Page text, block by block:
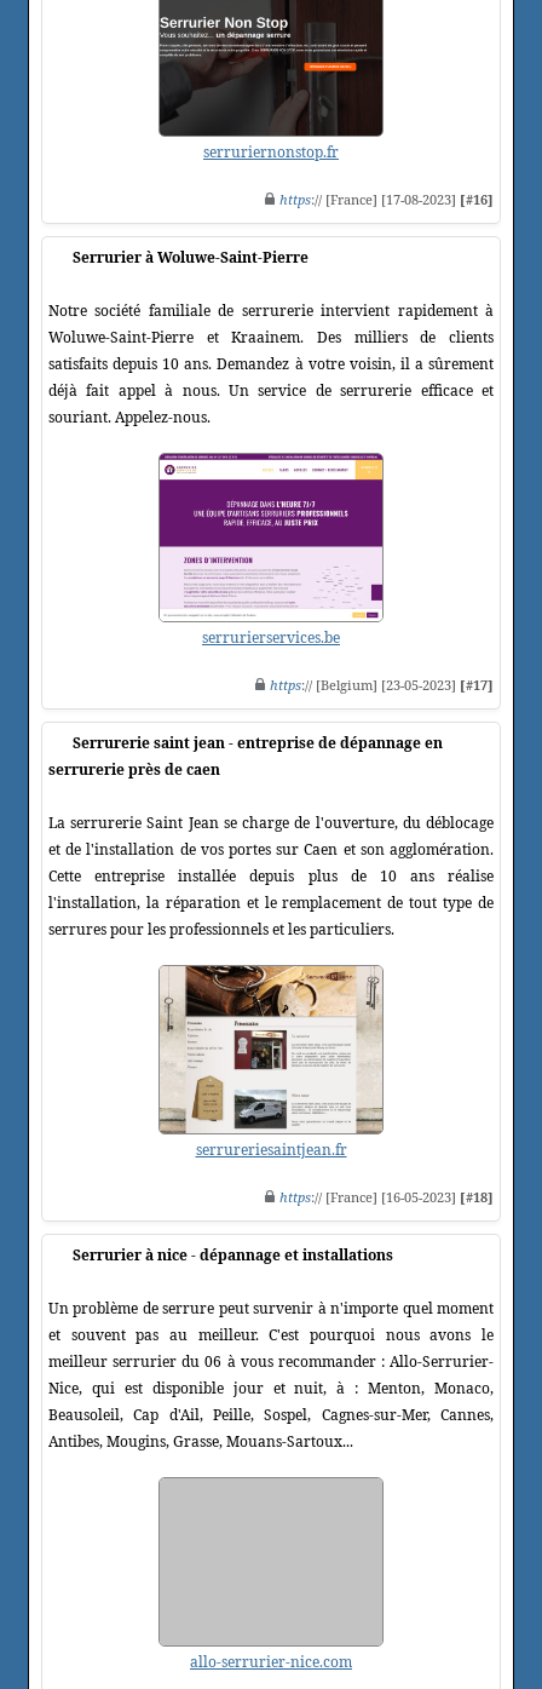
serruriernonstop.fr
https:// [France] [17-08-2023] [#16]
Serrurier à Woluwe-Saint-Pierre
Notre société familiale de serrurerie intervient rapidement à
Woluwe-Saint-Pierre et Kraainem. Des milliers de clients
satisfaits depuis 10 ans. Demandez à votre voisin, il a sûrement
déjà fait appel à nous. Un service de serrurerie efficace et
souriant. Appelez-nous.
serrurierservices.be
https:// [Belgium] [23-05-2023] [#17]
Serrurerie saint jean - entreprise de dépannage en
serrurerie près de caen
La serrurerie Saint Jean se charge de l'ouverture, du déblocage
et de l'installation de vos portes sur Caen et son agglomération.
Cette entreprise installée depuis plus de 10 ans réalise
l'installation, la réparation et le remplacement de tout type de
serrures pour les professionnels et les particuliers.
serrureriesaintjean.fr
https:// [France] [16-05-2023] [#18]
Serrurier à nice - dépannage et installations
Un problème de serrure peut survenir à n'importe quel moment
et souvent pas au meilleur. C'est pourquoi nous avons le
meilleur serrurier du 06 à vous recommander : Allo-Serrurier-
Nice, qui est disponible jour et nuit, à : Menton, Monaco,
Beausoleil, Cap d'Ail, Peille, Sospel, Cagnes-sur-Mer, Cannes,
Antibes, Mougins, Grasse, Mouans-Sartoux...
allo-serrurier-nice.com